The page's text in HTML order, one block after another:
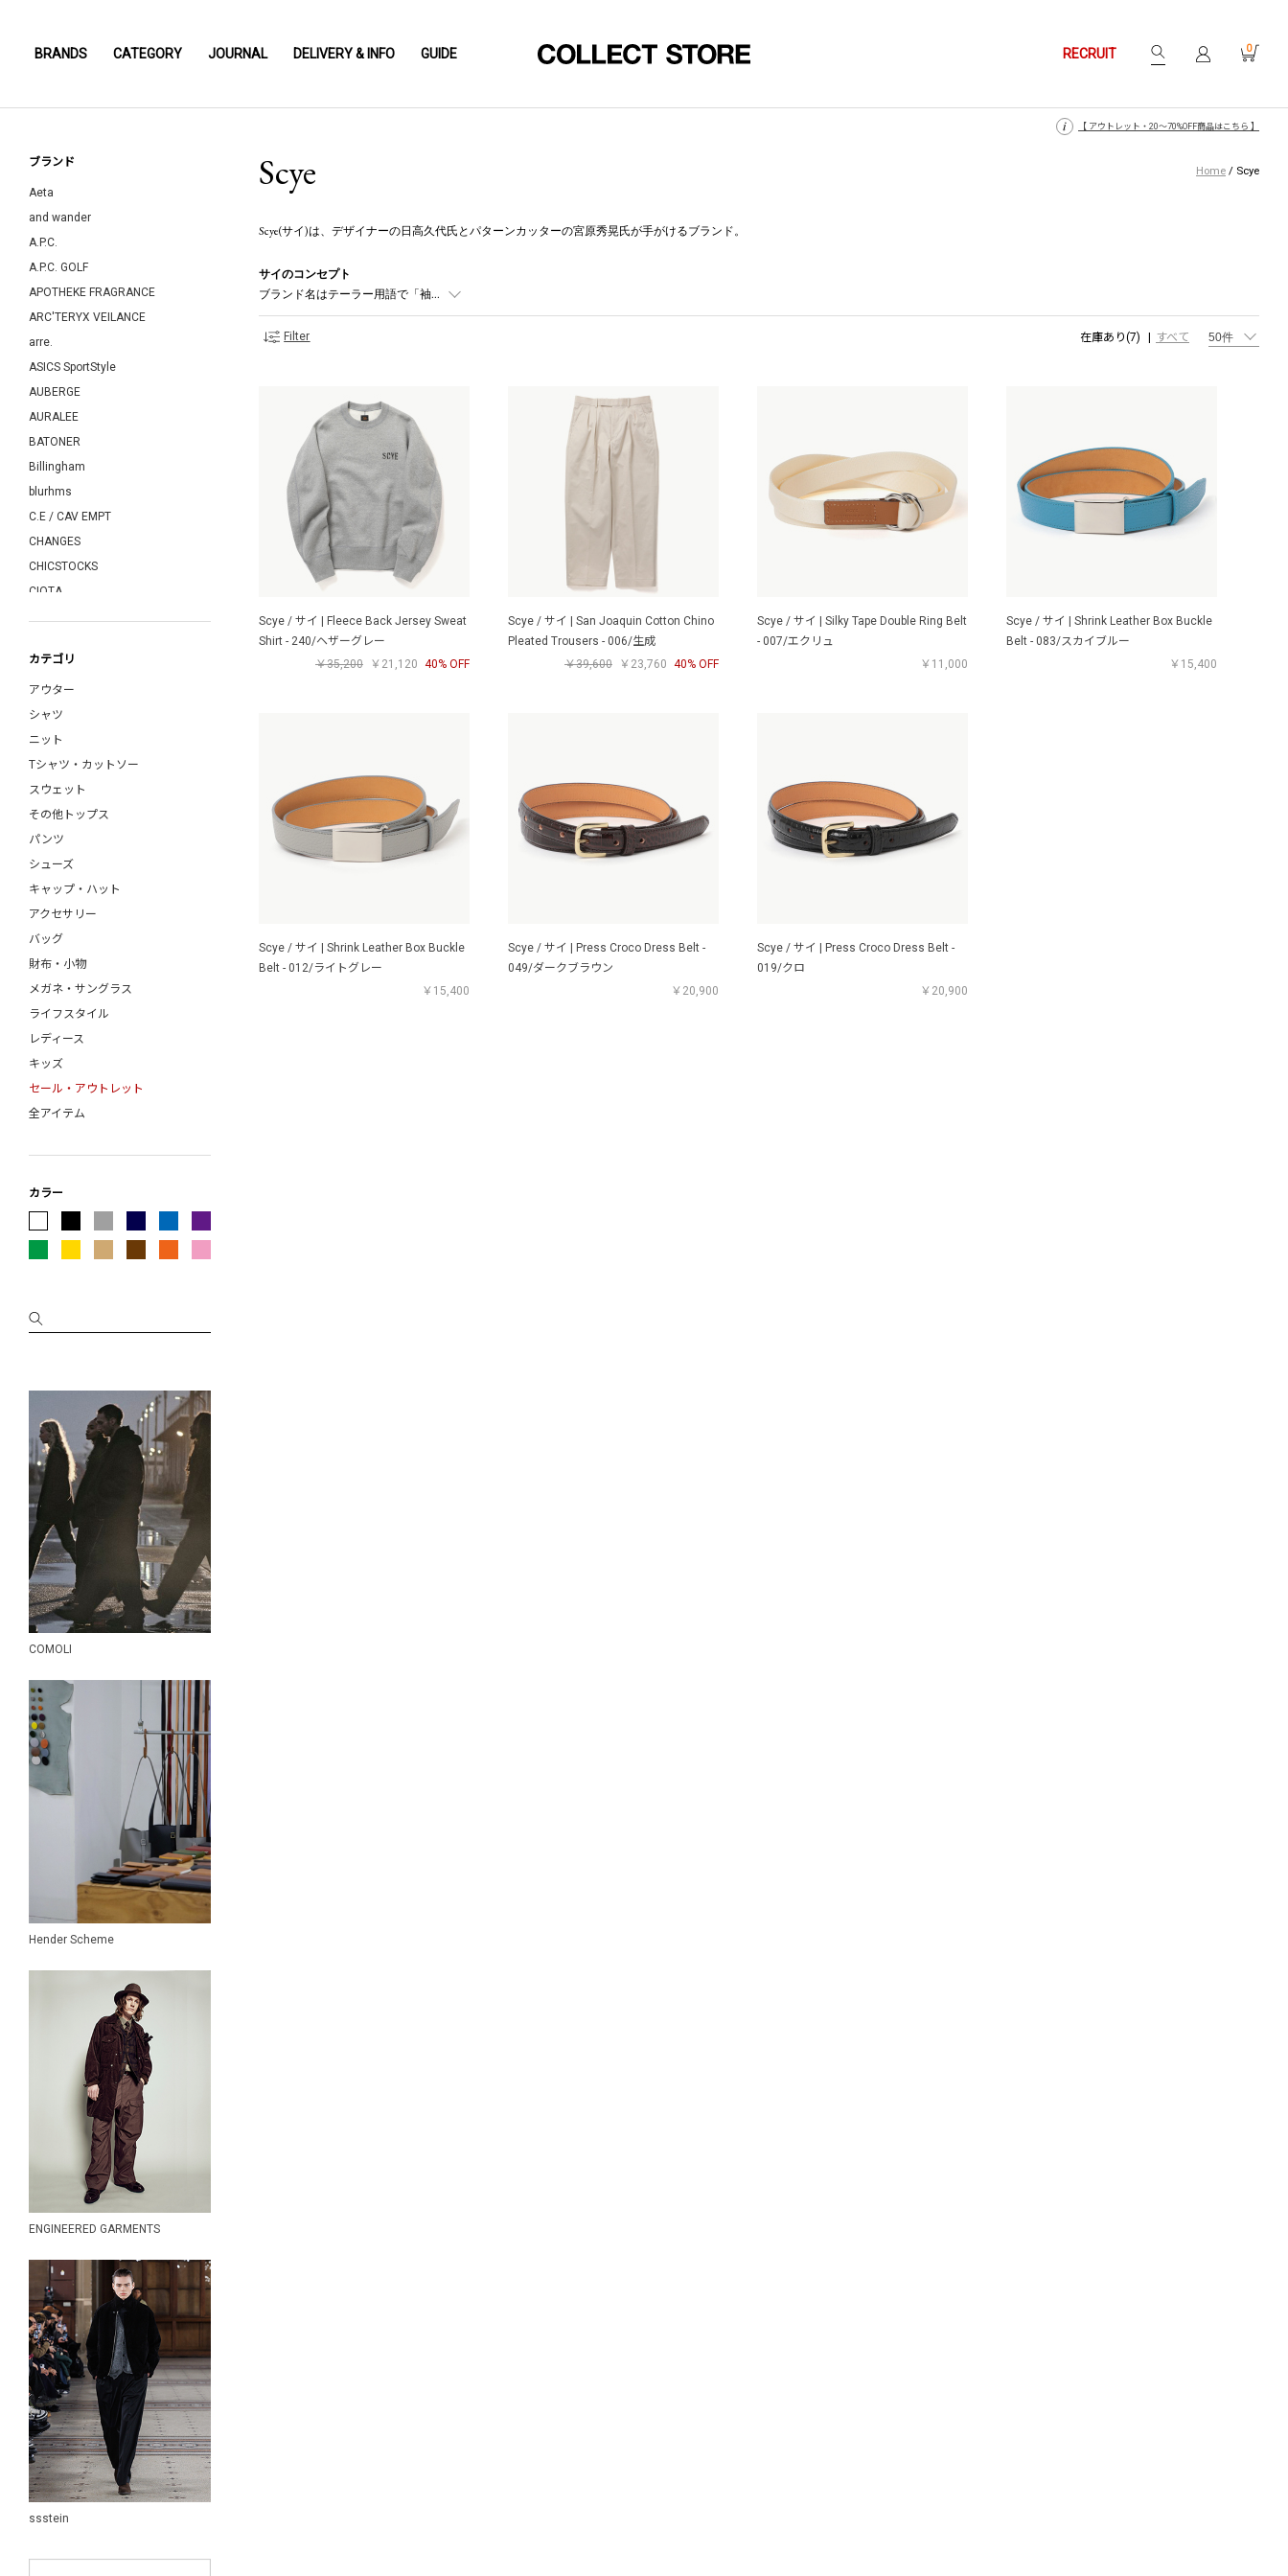
BRANDS CATEGORY JOURNAL DELIVERY & INFO GUIDE RECRUIT 0
【 月〜金14時、土日祝12時までにご注文で当日発送・発送無休 】
【 アウトレット・20〜70%OFF商品はこちら 】
【 月〜金14時、土日祝12時までにご注文で当日発送・発送無休 】
【 アウトレット・20〜70%OFF商品はこちら 】
ブランド
Aeta
and wander
A.P.C.
A.P.C. GOLF
APOTHEKE FRAGRANCE
ARC'TERYX VEILANCE
arre.
ASICS SportStyle
AUBERGE
AURALEE
BATONER
Billingham
blurhms
C.E / CAV EMPT
CHANGES
CHICSTOCKS
CIOTA
COTTON PAN
COW BOOKS
crepuscule
CURLY
DAIWA PIER39
davines
DRESS
Dulcamara
ENGINEERED GARMENTS
ESSAY
forme
FRAGRANCE CAFE
FreshService
FUJITO
G.H.BASS
GIM
gourmet jeans
HAND ROOM
HARROGATE
holk
INTERIM
ISSUETHINGS
kearny
MONOLITH
MOTO
nanamica
NANGA
NEAT
Needles
N.HOOLYWOOD
NICENESS
ONE KILN
PERS PROJECTS
Porter Classic
....... RESEARCH [MOUNTAIN
RESEARCH]
RhodolirioN
S.F.C Stripes For Creative
South2 West8
THE NORTH FACE
URU TOKYO
WIND AND SEA
XOLO JEWELRY
Yohji Yamamoto POUR HOMME
YUICHI TOYAMA.
COLLECT STORE-SELECT ITEM
LADIES ITEM
KIDS ITEM
SALE・OUTLET
カテゴリ
アウター
シャツ
ニット
Tシャツ・カットソー
スウェット
その他トップス
パンツ
シューズ
キャップ・ハット
アクセサリー
バッグ
財布・小物
メガネ・サングラス
ライフスタイル
レディース
キッズ
セール・アウトレット
全アイテム
カラー
COMOLI
Hender Scheme
ENGINEERED GARMENTS
ssstein
Home / Scye
Scye
Scye(サイ)は、デザイナーの日高久代氏とパターンカッターの宮原秀晃氏が手がけるブランド。
サイのコンセプト
ブランド名はテーラー用語で「袖...
在庫あり(7) すべて
Filter
Scye / サイ | Fleece Back Jersey Sweat
Shirt - 240/ヘザーグレー
￥35,200
￥21,120 40% OFF
Scye / サイ | San Joaquin Cotton Chino
Pleated Trousers - 006/生成
￥39,600
￥23,760 40% OFF
Scye / サイ | Silky Tape Double Ring Belt
- 007/エクリュ
￥11,000
Scye / サイ | Shrink Leather Box Buckle
Belt - 083/スカイブルー
￥15,400
Scye / サイ | Shrink Leather Box Buckle
Belt - 012/ライトグレー
￥15,400
Scye / サイ | Press Croco Dress Belt -
049/ダークブラウン
￥20,900
Scye / サイ | Press Croco Dress Belt -
019/クロ
￥20,900